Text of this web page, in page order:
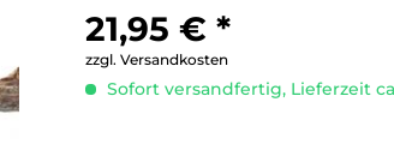
21,95 € *
zzgl. Versandkosten
Sofort versandfertig, Lieferzeit